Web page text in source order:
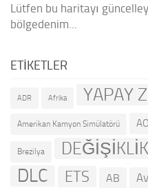
Lütfen bu haritayı
bölgedenim...
ETIKETLER
ADR Afrika YAPAY
Amerikan Kamyon Simülatörü AO
Brezilya
DLC ETS AB